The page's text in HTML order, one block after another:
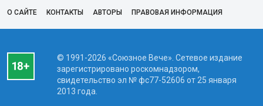
О САЙТЕ КОНТАКТЫ АВТОРЫ ПРАВОВАЯ ИНФОРМАЦИЯ
© 1991-2026 «Союзное Вече». Сетевое издание
зарегистрировано роскомнадзором,
свидетельство эл № фc77-52606 от 25 января
2013 года.